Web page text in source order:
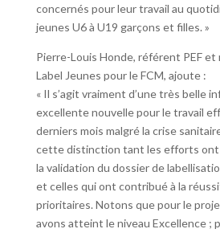
concernés pour leur travail au
jeunes U6 à U19 garçons et filles. »
Pierre-Louis Honde, référent PEF et
Label Jeunes pour le FCM, ajoute :
« Il s’agit vraiment d’une très belle
excellente nouvelle pour le travail
derniers mois malgré la crise
cette distinction tant les efforts
la validation du dossier de
et celles qui ont contribué à la
prioritaires. Notons que pour le
avons atteint le niveau Excellence ;